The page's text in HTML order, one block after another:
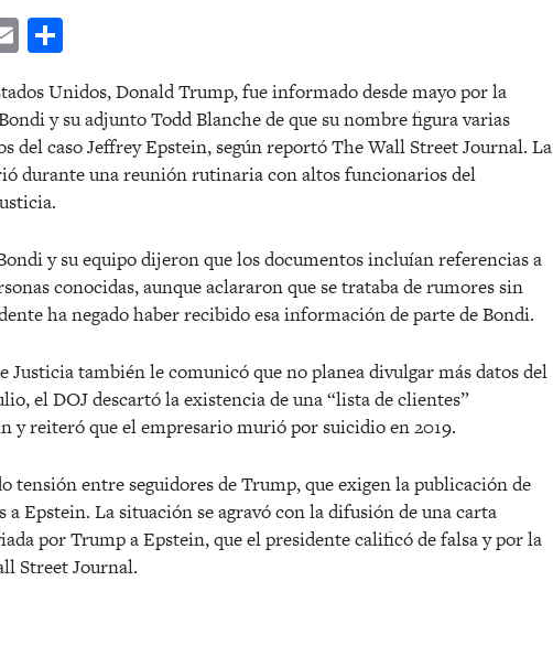
Email
Unidos, Donald Trump, fue informado desde mayo por la
y su adjunto Todd Blanche de que su nombre figura varias
del caso Jeffrey Epstein, según reportó The Wall Street Journal. La
durante una reunión rutinaria con altos funcionarios del
y su equipo dijeron que los documentos incluían referencias a
conocidas, aunque aclararon que se trataba de rumores sin
ha negado haber recibido esa información de parte de Bondi.
Justicia también le comunicó que no planea divulgar más datos del
el DOJ descartó la existencia de una “lista de clientes”
y reiteró que el empresario murió por suicidio en 2019.
tensión entre seguidores de Trump, que exigen la publicación de
a Epstein. La situación se agravó con la difusión de una carta
por Trump a Epstein, que el presidente calificó de falsa y por la
Street Journal.